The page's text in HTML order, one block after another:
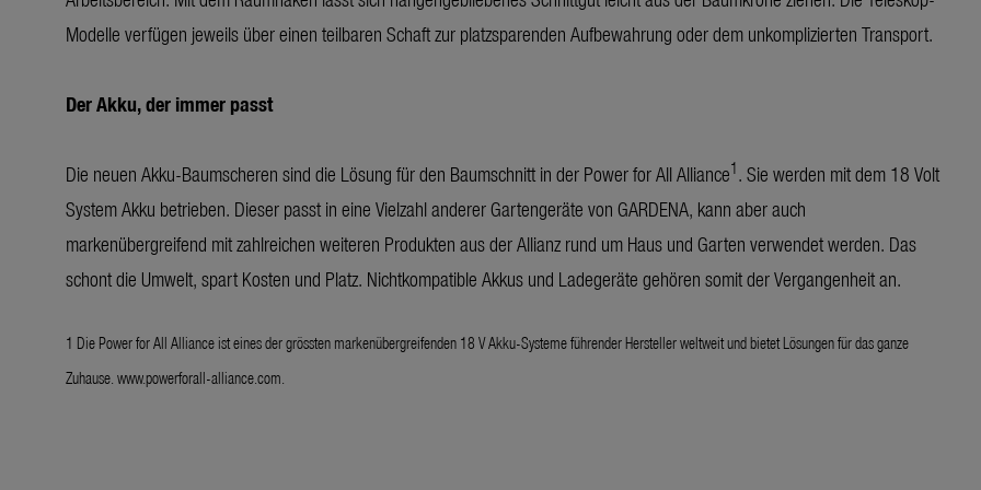
Modelle verfügen jeweils über einen teilbaren Schaft zur platzsparenden Aufbewahrung oder dem unkomplizierten Transport.
Der Akku, der immer passt
Die neuen Akku-Baumscheren sind die Lösung für den Baumschnitt in der Power for All Alliance1. Sie werden mit dem 18 Volt
System Akku betrieben. Dieser passt in eine Vielzahl anderer Gartengeräte von GARDENA, kann aber auch
markenübergreifend mit zahlreichen weiteren Produkten aus der Allianz rund um Haus und Garten verwendet werden. Das
schont die Umwelt, spart Kosten und Platz. Nichtkompatible Akkus und Ladegeräte gehören somit der Vergangenheit an.
1 Die Power for All Alliance ist eines der grössten markenübergreifenden 18 V Akku-Systeme führender Hersteller weltweit und bietet Lösungen für das ganze
Zuhause. www.powerforall-alliance.com.